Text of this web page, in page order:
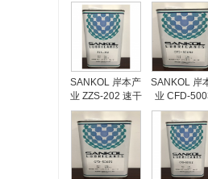
SANKOL 岸本产
业 ZZS-202 速干
性润滑油
SANKOL 岸
业 CFD-
速干性润滑